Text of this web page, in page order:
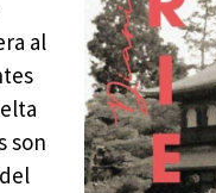
al
son